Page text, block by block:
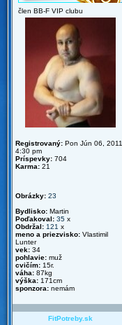
člen BB-F VIP clubu
Registrovaný: Pon Jún 06, 2011
4:30 pm
Príspevky: 704
Karma: 21
Obrázky: 23
Bydlisko: Martin
Poďakoval: 35 x
Obdržal: 121 x
meno a priezvisko: Vlastimil
Lunter
vek: 34
pohlavie: muž
cvičím: 15r.
váha: 87kg
výška: 171cm
sponzora: nemám
FitPotreby.sk